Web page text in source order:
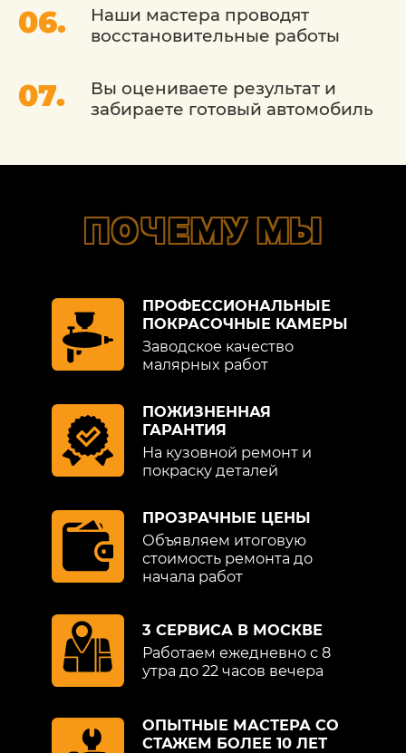
сохранить его внешний вид и ценность,
что позволит вам наслаждаться
Наши мастера проводят
восстановительные работы
Вы оцениваете результат и
забираете готовый автомобиль
ПОЧЕМУ МЫ
ПРОФЕССИОНАЛЬНЫЕ
ПОКРАСОЧНЫЕ КАМЕРЫ
Заводское качество
малярных работ
ПОЖИЗНЕННАЯ
ГАРАНТИЯ
На кузовной ремонт и
покраску деталей
ПРОЗРАЧНЫЕ ЦЕНЫ
Объявляем итоговую
стоимость ремонта до
начала работ
3 СЕРВИСА В МОСКВЕ
Работаем ежедневно с 8
утра до 22 часов вечера
ОПЫТНЫЕ МАСТЕРА СО
СТАЖЕМ БОЛЕЕ 10 ЛЕТ